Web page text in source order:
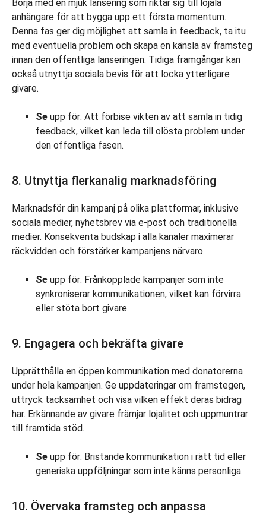
Börja med en mjuk lansering som riktar sig till lojala
anhängare för att bygga upp ett första momentum.
Denna fas ger dig möjlighet att samla in feedback, ta itu
med eventuella problem och skapa en känsla av framsteg
innan den offentliga lanseringen. Tidiga framgångar kan
också utnyttja sociala bevis för att locka ytterligare
givare.
Se upp för: Att förbise vikten av att samla in tidig
feedback, vilket kan leda till olösta problem under
den offentliga fasen.
8. Utnyttja flerkanalig marknadsföring
Marknadsför din kampanj på olika plattformar, inklusive
sociala medier, nyhetsbrev via e-post och traditionella
medier. Konsekventa budskap i alla kanaler maximerar
räckvidden och förstärker kampanjens närvaro.
Se upp för: Frånkopplade kampanjer som inte
synkroniserar kommunikationen, vilket kan förvirra
eller stöta bort givare.
9. Engagera och bekräfta givare
Upprätthålla en öppen kommunikation med donatorerna
under hela kampanjen. Ge uppdateringar om framstegen,
uttryck tacksamhet och visa vilken effekt deras bidrag
har. Erkännande av givare främjar lojalitet och uppmuntrar
till framtida stöd.
Se upp för: Bristande kommunikation i rätt tid eller
generiska uppföljningar som inte känns personliga.
10. Övervaka framsteg och anpassa